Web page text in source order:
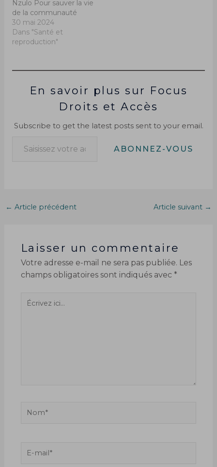
Nzulo Pour sauver la vie
de la communauté
30 mai 2024
Dans "Santé et
reproduction"
En savoir plus sur Focus
Droits et Accès
Subscribe to get the latest posts sent to your email.
ABONNEZ-VOUS
← Article précédent Article suivant →
Laisser un commentaire
Votre adresse e-mail ne sera pas publiée. Les
champs obligatoires sont indiqués avec *
Écrivez
Nom*
E-